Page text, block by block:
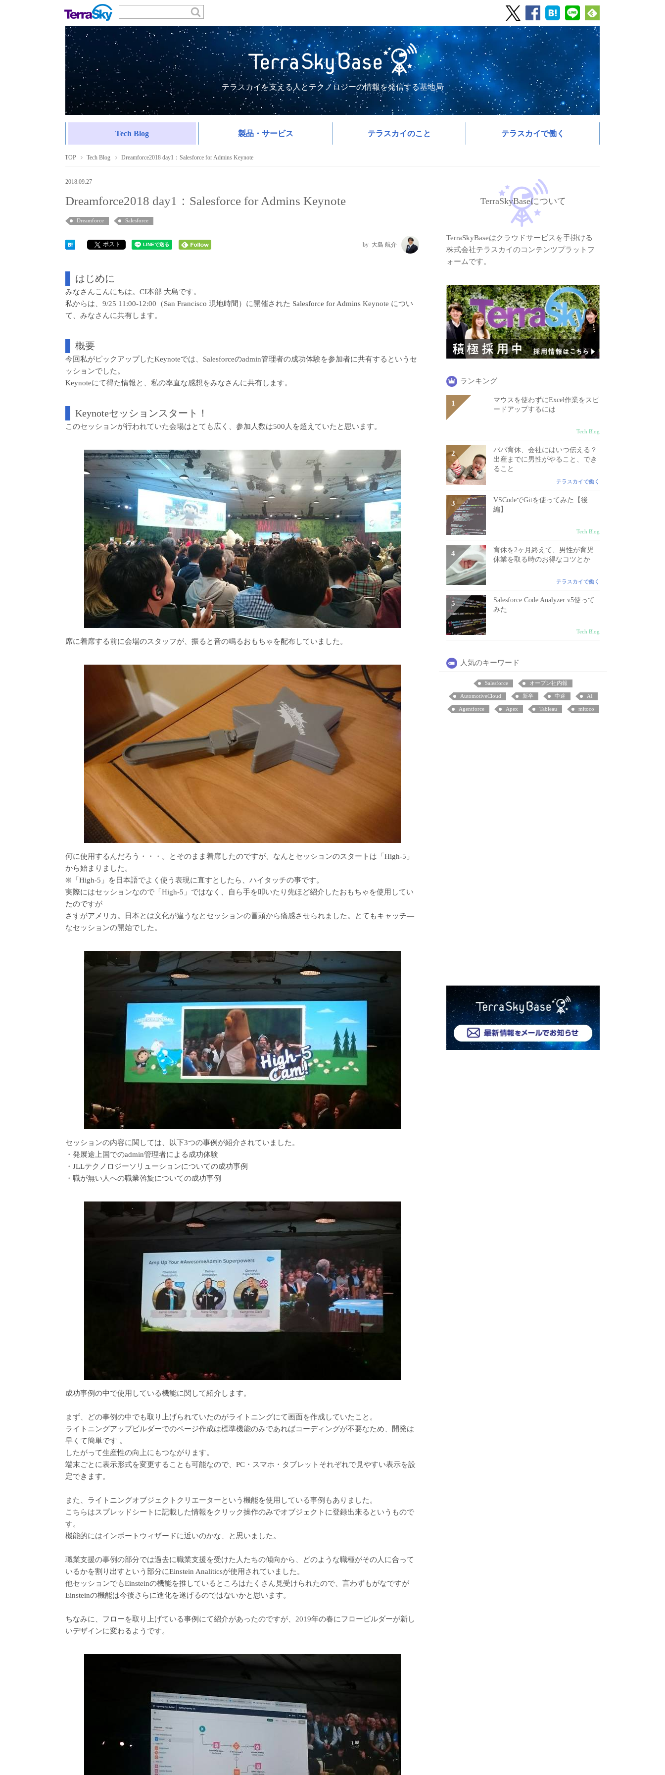
テラスカイを支える人とテクノロジーの情報を発信する基地局
Tech Blog 製品・サービス テラスカイのこと テラスカイで働く
TOP Tech Blog Dreamforce2018 day1：Salesforce for Admins Keynote
2018.09.27
Dreamforce2018 day1：Salesforce for Admins Keynote
Dreamforce Salesforce
ポスト 大島 航介
はじめに
みなさんこんにちは。CI本部 大島です。
私からは、9/25 11:00-12:00（San Francisco 現地時間）に開催された Salesforce for Admins Keynote につい
て、みなさんに共有します。
概要
今回私がピックアップしたKeynoteでは、Salesforceのadmin管理者の成功体験を参加者に共有するというセ
ッションでした。
Keynoteにて得た情報と、私の率直な感想をみなさんに共有します。
Keynoteセッションスタート！
このセッションが行われていた会場はとても広く、参加人数は500人を超えていたと思います。
席に着席する前に会場のスタッフが、振ると音の鳴るおもちゃを配布していました。
何に使用するんだろう・・・。とそのまま着席したのですが、なんとセッションのスタートは「High-5」
から始まりました。
※「High-5」を日本語でよく使う表現に直すとしたら、ハイタッチの事です。
実際にはセッションなので「High-5」ではなく、自ら手を叩いたり先ほど紹介したおもちゃを使用してい
たのですが
さすがアメリカ。日本とは文化が違うなとセッションの冒頭から痛感させられました。とてもキャッチ―
なセッションの開始でした。
セッションの内容に関しては、以下3つの事例が紹介されていました。
・発展途上国でのadmin管理者による成功体験
・JLLテクノロジーソリューションについての成功事例
・職が無い人への職業斡旋についての成功事例
成功事例の中で使用している機能に関して紹介します。
まず、どの事例の中でも取り上げられていたのがライトニングにて画面を作成していたこと。
ライトニングアップビルダーでのページ作成は標準機能のみであればコーディングが不要なため、開発は
早くて簡単です 。
したがって生産性の向上にもつながります。
端末ごとに表示形式を変更することも可能なので、PC・スマホ・タブレットそれぞれで見やすい表示を設
定できます。
また、ライトニングオブジェクトクリエーターという機能を使用している事例もありました。
こちらはスプレッドシートに記載した情報をクリック操作のみでオブジェクトに登録出来るというもので
す。
機能的にはインポートウィザードに近いのかな、と思いました。
職業支援の事例の部分では過去に職業支援を受けた人たちの傾向から、どのような職種がその人に合って
いるかを割り出すという部分にEinstein Analiticsが使用されていました。
他セッションでもEinsteinの機能を推しているところはたくさん見受けられたので、言わずもがなですが
Einsteinの機能は今後さらに進化を遂げるのではないかと思います。
ちなみに、フローを取り上げている事例にて紹介があったのですが、2019年の春にフロービルダーが新し
いデザインに変わるようです。
TerraSkyBaseについて
TerraSkyBaseはクラウドサービスを手掛ける
株式会社テラスカイのコンテンツプラットフ
ォームです。
ランキング
マウスを使わずにExcel作業をスピ
ードアップするには
Tech Blog
パパ育休、会社にはいつ伝える？
出産までに男性がやること、でき
ること
テラスカイで働く
VSCodeでGitを使ってみた【後
編】
Tech Blog
育休を2ヶ月終えて、男性が育児
休業を取る時のお得なコツとか
テラスカイで働く
Salesforce Code Analyzer v5使って
みた
Tech Blog
人気のキーワード
Salesforce オープン社内報
AutomotiveCloud 新卒 中途 AI
Agentforce Apex Tableau mitoco